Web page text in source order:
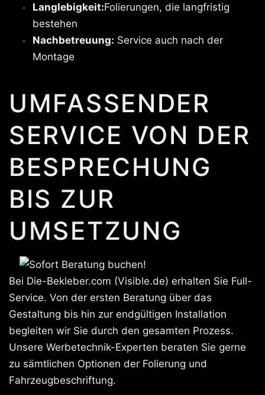
Langlebigkeit:Folierungen, die langfristig
bestehen
Nachbetreuung: Service auch nach der
Montage
UMFASSENDER
SERVICE VON DER
BESPRECHUNG
BIS ZUR
UMSETZUNG
Bei Die-Bekleber.com (Visible.de) erhalten Sie Full-
Service. Von der ersten Beratung über das
Gestaltung bis hin zur endgültigen Installation
begleiten wir Sie durch den gesamten Prozess.
Unsere Werbetechnik-Experten beraten Sie gerne
zu sämtlichen Optionen der Folierung und
Fahrzeugbeschriftung.